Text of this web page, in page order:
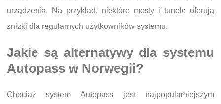
urządzenia. Na przykład, niektóre mosty i tunele oferują
zniżki dla regularnych użytkowników systemu.
Jakie są alternatywy dla systemu
Autopass w Norwegii?
Chociaż system Autopass jest najpopularniejszym